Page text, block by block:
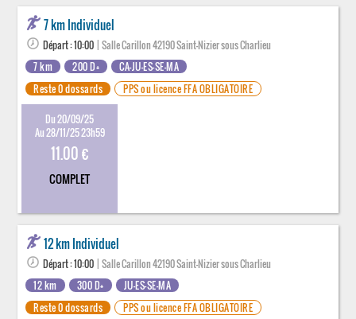
7 km Individuel
Départ : 10:00 | Salle Carillon 42190 Saint-Nizier sous Charlieu
7 km
200 D+
CA-JU-ES-SE-MA
Reste 0 dossards
PPS ou licence FFA OBLIGATOIRE
Du 20/09/25
Au 28/11/25 23h59
11.00 €
COMPLET
12 km Individuel
Départ : 10:00 | Salle Carillon 42190 Saint-Nizier sous Charlieu
12 km
300 D+
JU-ES-SE-MA
Reste 0 dossards
PPS ou licence FFA OBLIGATOIRE